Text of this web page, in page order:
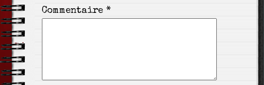
Commentaire *